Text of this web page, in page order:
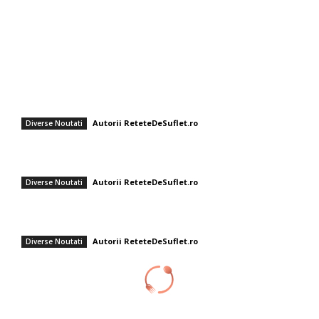
Diverse Noutati
Autorii ReteteDeSuflet.ro
Diverse Noutati
Autorii ReteteDeSuflet.ro
Diverse Noutati
Autorii ReteteDeSuflet.ro